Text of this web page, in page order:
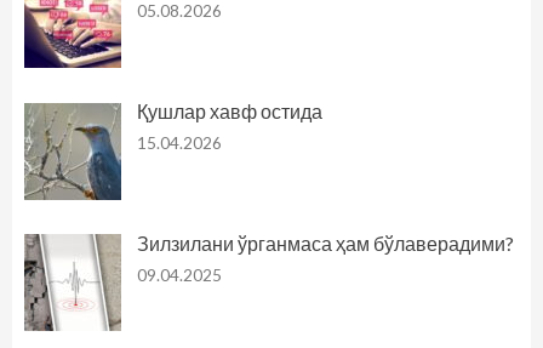
05.08.2026
Қушлар хавф остида
15.04.2026
Зилзилани ўрганмаса ҳам бўлаверадими?
09.04.2025